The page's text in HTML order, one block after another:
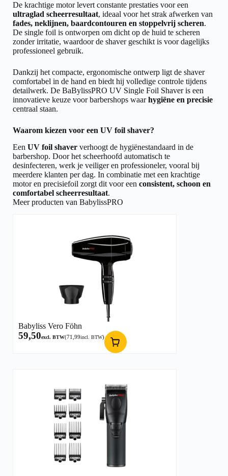
De krachtige motor levert constante prestaties voor een
ultraglad scheerresultaat, ideaal voor het strak afwerken van
fades, neklijnen, baardcontouren en stoppelvrij scheren.
De single foil is ontworpen om dicht op de huid te scheren
zonder irritatie, waardoor de shaver geschikt is voor dagelijks
professioneel gebruik.
Dankzij het compacte, ergonomische ontwerp ligt de shaver
comfortabel in de hand en biedt hij volledige controle tijdens
detailwerk. De BaBylissPRO UV Single Foil Shaver is een
innovatieve keuze voor barbershops waarhygiëne en precisie
centraal staan.
Waarom kiezen voor een UV foil shaver?
Een UV foil shaver verhoogt de hygiënestandaard in de
barbershop. Door het scheerhoofd automatisch te
desinfecteren, werk je veiliger en professioneler, vooral bij
meerdere klanten per dag. In combinatie met een krachtige
motor en precisiefoil zorgt dit voor een consistent, schoon en
comfortabel scheerresultaat.
Meer producten van BabylissPRO
Babyliss Vero Föhn
59,50excl. BTW(71,99incl. BTW)